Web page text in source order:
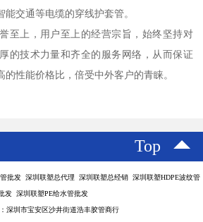
交通等电缆的穿线护套管。
至上，用户至上的经营宗旨，始终坚持对
的技术力量和齐全的服务网络，从而保证
性能价格比，倍受中外客户的青睐。
Top
批发 深圳联塑总代理 深圳联塑总经销 深圳联塑HDPE波纹管
发 深圳联塑PE给水管批发
深圳市宝安区沙井街道浩丰胶管商行